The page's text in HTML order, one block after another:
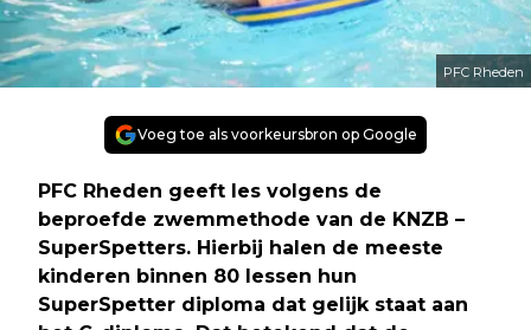
PFC Rheden
Voeg toe als voorkeursbron op Google
PFC Rheden geeft les volgens de
beproefde zwemmethode van de KNZB –
SuperSpetters. Hierbij halen de meeste
kinderen binnen 80 lessen hun
SuperSpetter diploma dat gelijk staat aan